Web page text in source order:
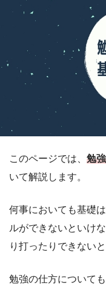
このページでは、 勉
いて解説します。
何事においても基礎
ルができないといけ
り打ったりできない
勉強の仕方について